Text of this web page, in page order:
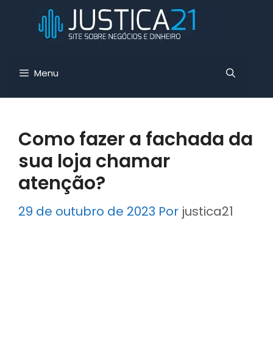
Menu
Como fazer a fachada da
sua loja chamar
atenção?
29 de outubro de 2023 Por justica21